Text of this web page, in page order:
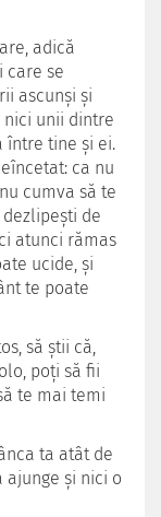
adică
care se
ascunşi şi
nici unii dintre
între tine şi ei.
ca nu
cumva să te
de
atunci rămas
ucide, şi
te poate
să ştii că,
poţi să fii
te mai temi
ta atât de
ajunge şi nici o